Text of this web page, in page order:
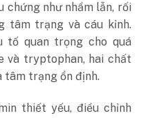
chứng như nhầm lẫn, rối
tâm trạng và cáu kỉnh.
tố quan trọng cho quá
và tryptophan, hai chất
tâm trạng ổn định.
thiết yếu, điều chỉnh